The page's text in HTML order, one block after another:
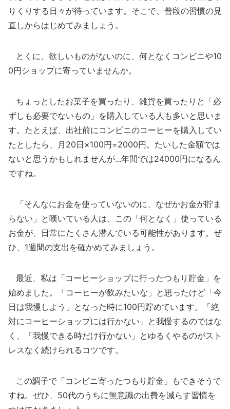
りくりする日々が待っています。そこで、普段の習慣の見
直しからはじめてみましょう。
とくに、欲しいものがないのに、何となくコンビニや10
0円ショップに寄っていませんか。
ちょっとしたお菓子を買ったり、雑貨を買ったりと「必
ずしも必要でないもの」を購入している人も多いと思いま
す。たとえば、出社前にコンビニのコーヒーを購入してい
たとしたら、月20日×100円=2000円。たいした金額では
ないと思うかもしれませんが...年間では24000円になるん
ですね。
「そんなにお金を使っていないのに、なぜかお金が貯ま
らない」と嘆いている人は、この「何となく」使っている
お金が、日常にたくさん潜んでいる可能性があります。ぜ
ひ、1週間の支出を確かめてみましょう。
最近、私は「コーヒーショップに行ったつもり貯金」を
始めました。「コーヒーが飲みたいな」と思ったけど「今
日は我慢しよう」となった時に100円貯めています。「絶
対にコーヒーショップには行かない」と我慢するのではな
く、「我慢できる時だけ行かない」とゆるくやるのがスト
レスなく続けられるコツです。
この調子で「コンビニ寄ったつもり貯金」もできそうで
すね。ぜひ、50代のうちに無意識の出費を減らす習慣を